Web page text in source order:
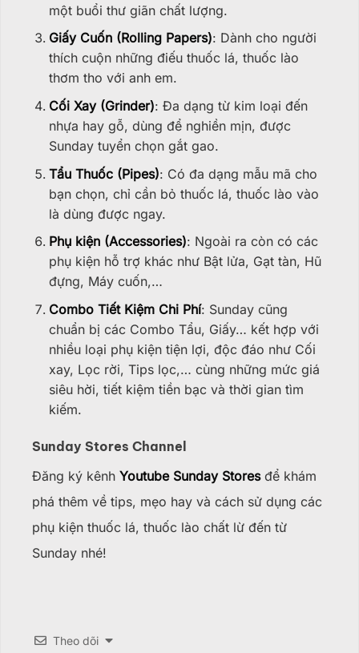
một buổi thư giãn chất lượng.
Giấy Cuốn (Rolling Papers): Dành cho người
thích cuộn những điếu thuốc lá, thuốc lào
thơm tho với anh em.
Cối Xay (Grinder): Đa dạng từ kim loại đến
nhựa hay gỗ, dùng để nghiền mịn, được
Sunday tuyển chọn gắt gao.
Tẩu Thuốc (Pipes): Có đa dạng mẫu mã cho
bạn chọn, chỉ cần bỏ thuốc lá, thuốc lào vào
là dùng được ngay.
Phụ kiện (Accessories): Ngoài ra còn có các
phụ kiện hỗ trợ khác như Bật lửa, Gạt tàn, Hũ
đựng, Máy cuốn,…
Combo Tiết Kiệm Chi Phí: Sunday cũng
chuẩn bị các Combo Tẩu, Giấy… kết hợp với
nhiều loại phụ kiện tiện lợi, độc đáo như Cối
xay, Lọc rời, Tips lọc,… cùng những mức giá
siêu hời, tiết kiệm tiền bạc và thời gian tìm
kiếm.
Sunday Stores Channel
Đăng ký kênh Youtube Sunday Stores để khám
phá thêm về tips, mẹo hay và cách sử dụng các
phụ kiện thuốc lá, thuốc lào chất lừ đến từ
Sunday nhé!
Theo dõi